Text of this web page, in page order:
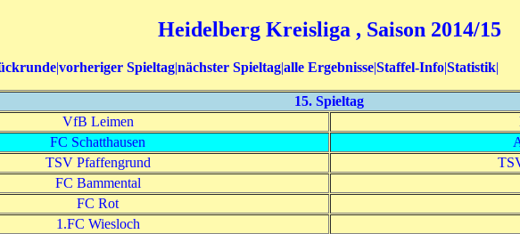
Heidelberg Kreisliga , Saison 2014/15
|vorheriger Spieltag|nächster Spieltag|alle Ergebnisse|Staffel-Info|Statistik|
15. Spieltag
VfB Leimen
FC Schatthausen
TSV Pfaffengrund
FC Bammental
FC Rot
1.FC Wiesloch